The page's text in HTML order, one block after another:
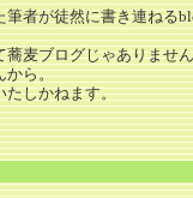
筆者が徒然に書き連ねる
蕎麦ブログじゃありませ
から。
たしかねます。